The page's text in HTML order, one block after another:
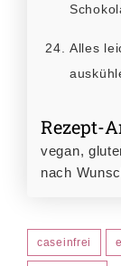
Alles
Rezept-
vegan, glutenfrei, zuckerfrei, nussfrei, milchfrei,
nach
caseinfrei